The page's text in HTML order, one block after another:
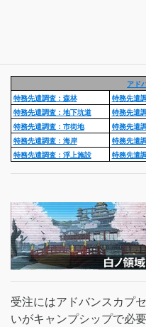
アド
特務先遣調査：森林
特務先遣
特務先遣調査：地下坑道
特務先遣
特務先遣調査：市街地
特務先遣
特務先遣調査：海岸
特務先遣
特務先遣調査：浮上施設
特務先遣
受注にはアドバンスカプ
いがキャンプシップで必要